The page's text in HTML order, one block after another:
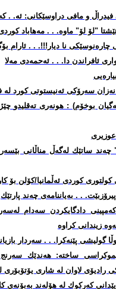
و مافی دراوسێكانی: ئه‌. .
"لۆ لۆ" ماوه‌. . . مه‌هاباد
نا دیار!!!. . . ئارام
ئافراندن دا. . . ئه‌حمه‌دی مه‌لا
سه‌رۆكی ئه‌نیستوتی كورد
بوخۆم) : هونه‌ری ته‌قلیدو
چه‌ند ساتێك له‌گه‌ڵ مناڵانی
كوردی ئه‌ڵمانیا/كۆلن بۆ
. . به‌یاننامه‌ی چه‌ند پارتێك
دادگایكردن سه‌دام
زیندانی كراوه‌
گولیشی پێنه‌كرا. . . سه‌ردار
ساخته‌: هه‌ندێك سه‌رنج
رادیۆی لاوان له‌ شاری
كه‌ركوك له‌ هۆله‌ند به‌بۆنه‌ی